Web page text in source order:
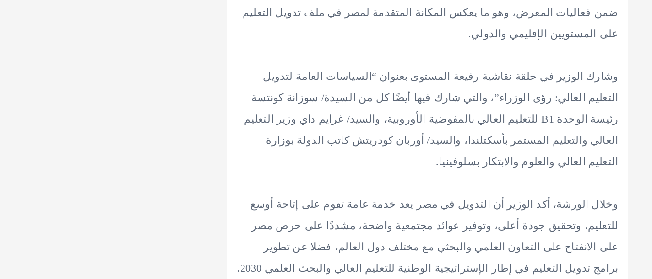
ضمن فعاليات المعرض، وهو ما يعكس المكانة المتقدمة لمصر في ملف تدويل التعليم
على المستويين الإقليمي والدولي.
وشارك الوزير في حلقة نقاشية رفيعة المستوى بعنوان “السياسات العامة لتدويل
التعليم العالي: رؤى الوزراء”، والتي شارك فيها أيضًا كل من السيدة/ سوزانة كونتسة
رئيسة الوحدة B1 للتعليم العالي بالمفوضية الأوروبية، والسيد/ غرايم داي وزير التعليم
العالي والتعليم المستمر بأسكتلندا، والسيد/ أوربان كودريتش كاتب الدولة بوزارة
التعليم العالي والعلوم والابتكار بسلوفينيا.
وخلال الورشة، أكد الوزير أن التدويل في مصر يعد خدمة عامة تقوم على إتاحة أوسع
للتعليم، وتحقيق جودة أعلى، وتوفير عوائد مجتمعية واضحة، مشددًا على حرص مصر
على الانفتاح على التعاون العلمي والبحثي مع مختلف دول العالم، فضلا عن تطوير
برامج تدويل التعليم في إطار الإستراتيجية الوطنية للتعليم العالي والبحث العلمي 2030.